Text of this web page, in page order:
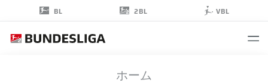
BL 2BL VBL
ホーム